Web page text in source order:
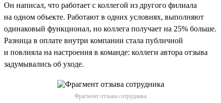
Он написал, что работает с коллегой из другого филиала
на одном объекте. Работают в одних условиях, выполняют
одинаковый функционал, но коллега получает на 25% больше.
Разница в оплате внутри компании стала публичной
и повлияла на настроения в команде: коллеги автора отзыва
задумывались об уходе.
Фрагмент отзыва сотрудника